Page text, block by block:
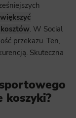
. W Social
przekazu. Ten,
Skuteczna
koszyki?